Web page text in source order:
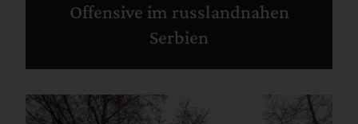
Offensive im russlandnahen
Serbien